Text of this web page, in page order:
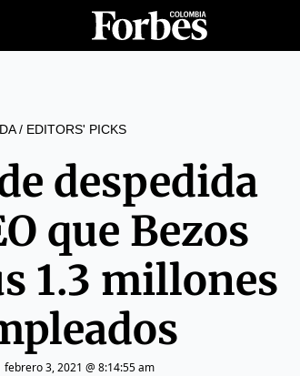
/ EDITORS' PICKS
despedida
que Bezos
1.3 millones
febrero 3, 2021 @ 8:14:55 am